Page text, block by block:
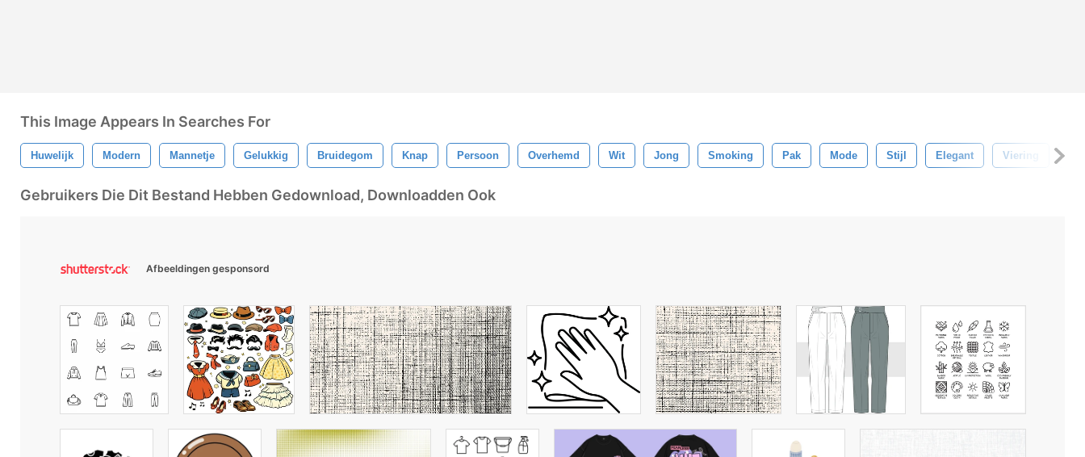
This Image Appears In Searches For
Huwelijk Modern Mannetje Gelukkig Bruidegom Knap Persoon Overhemd Wit Jong Smoking Pak Mode Stijl Elegant Viering
Gebruikers Die Dit Bestand Hebben Gedownload, Downloadden Ook
Afbeeldingen gesponsord